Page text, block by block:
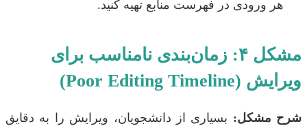
هر ورودی در فهرست منابع تهیه کنید.
مشکل ۴: زمان‌بندی نامناسب برای
ویرایش (Poor Editing Timeline)
شرح مشکل: بسیاری از دانشجویان، ویرایش را به دقایق